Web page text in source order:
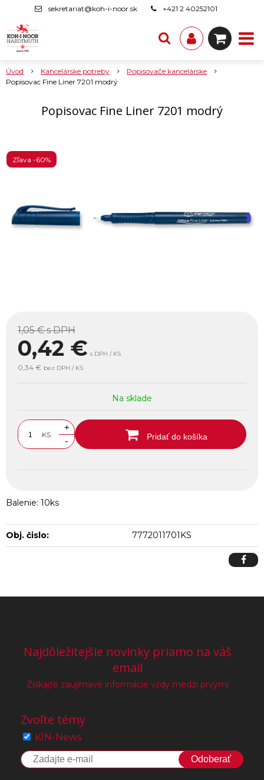
sekretariat@koh-i-noor.sk +421 2 40252101
Úvod Kancelárske potreby
Popisovače kancelárske
Popisovac Fine Liner 7201 modrý
Popisovac Fine Liner 7201 modrý
Zľava -60%
1,05 €s DPH
0,42 € s DPH / KS
0,34 € bez DPH / KS
Na sklade
KS
+
-
Pridať do košíka
Balenie: 10ks
Obj. čislo: 7772011701KS
Najdôležitejšie novinky priamo na váš
email
Získajte zaujímavé informácie vždy medzi prvými
Zvoľte témy
KIN-News
Odoberať